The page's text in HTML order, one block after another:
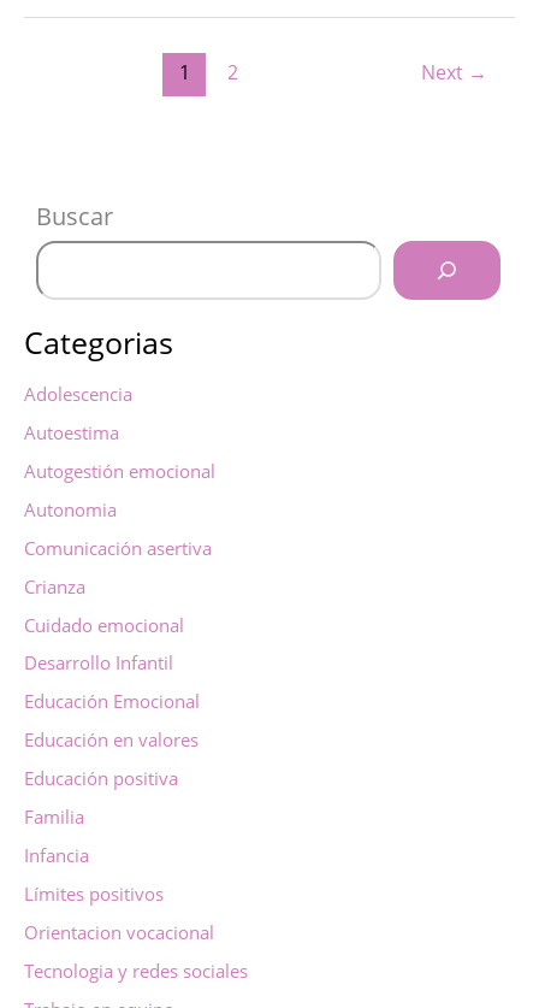
1 2 Next →
Buscar
Categorias
Adolescencia
Autoestima
Autogestión emocional
Autonomia
Comunicación asertiva
Crianza
Cuidado emocional
Desarrollo Infantil
Educación Emocional
Educación en valores
Educación positiva
Familia
Infancia
Límites positivos
Orientacion vocacional
Tecnologia y redes sociales